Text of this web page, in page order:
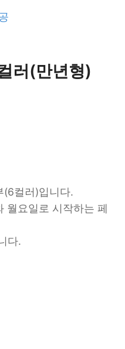
러(만년형)
(6컬러)입니다.
월요일로 시작하는 페
다.